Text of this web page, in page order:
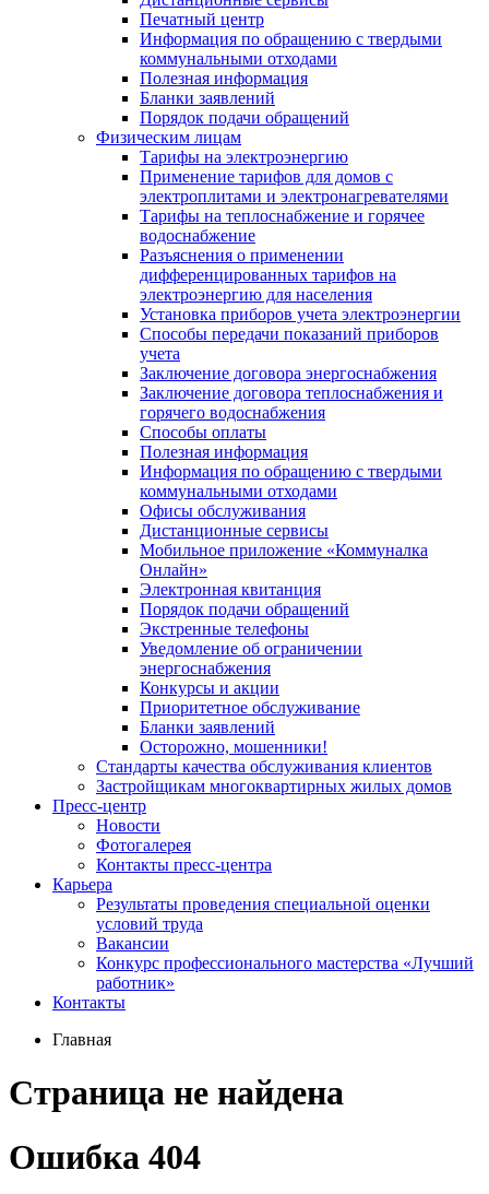
Печатный центр
Информация по обращению с твердыми
коммунальными отходами
Полезная информация
Бланки заявлений
Порядок подачи обращений
Физическим лицам
Тарифы на электроэнергию
Применение тарифов для домов с
электроплитами и электронагревателями
Тарифы на теплоснабжение и горячее
водоснабжение
Разъяснения о применении
дифференцированных тарифов на
электроэнергию для населения
Установка приборов учета электроэнергии
Способы передачи показаний приборов
учета
Заключение договора энергоснабжения
Заключение договора теплоснабжения и
горячего водоснабжения
Способы оплаты
Полезная информация
Информация по обращению с твердыми
коммунальными отходами
Офисы обслуживания
Дистанционные сервисы
Мобильное приложение «Коммуналка
Онлайн»
Электронная квитанция
Порядок подачи обращений
Экстренные телефоны
Уведомление об ограничении
энергоснабжения
Конкурсы и акции
Приоритетное обслуживание
Бланки заявлений
Осторожно, мошенники!
Стандарты качества обслуживания клиентов
Застройщикам многоквартирных жилых домов
Пресс-центр
Новости
Фотогалерея
Контакты пресс-центра
Карьера
Результаты проведения специальной оценки
условий труда
Вакансии
Конкурс профессионального мастерства «Лучший
работник»
Контакты
Главная
Страница не найдена
Ошибка 404